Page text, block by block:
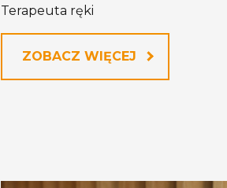
Terapeuta ręki
ZOBACZ WIĘCEJ